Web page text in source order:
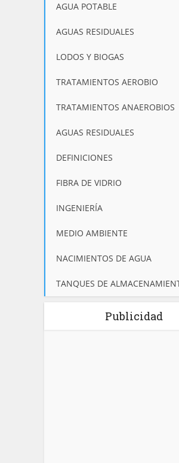
AGUA POTABLE
AGUAS RESIDUALES
LODOS Y BIOGAS
TRATAMIENTOS AEROBIO
TRATAMIENTOS ANAEROBIOS
AGUAS RESIDUALES
DEFINICIONES
FIBRA DE VIDRIO
INGENIERÍA
MEDIO AMBIENTE
NACIMIENTOS DE AGUA
TANQUES DE
Publicidad